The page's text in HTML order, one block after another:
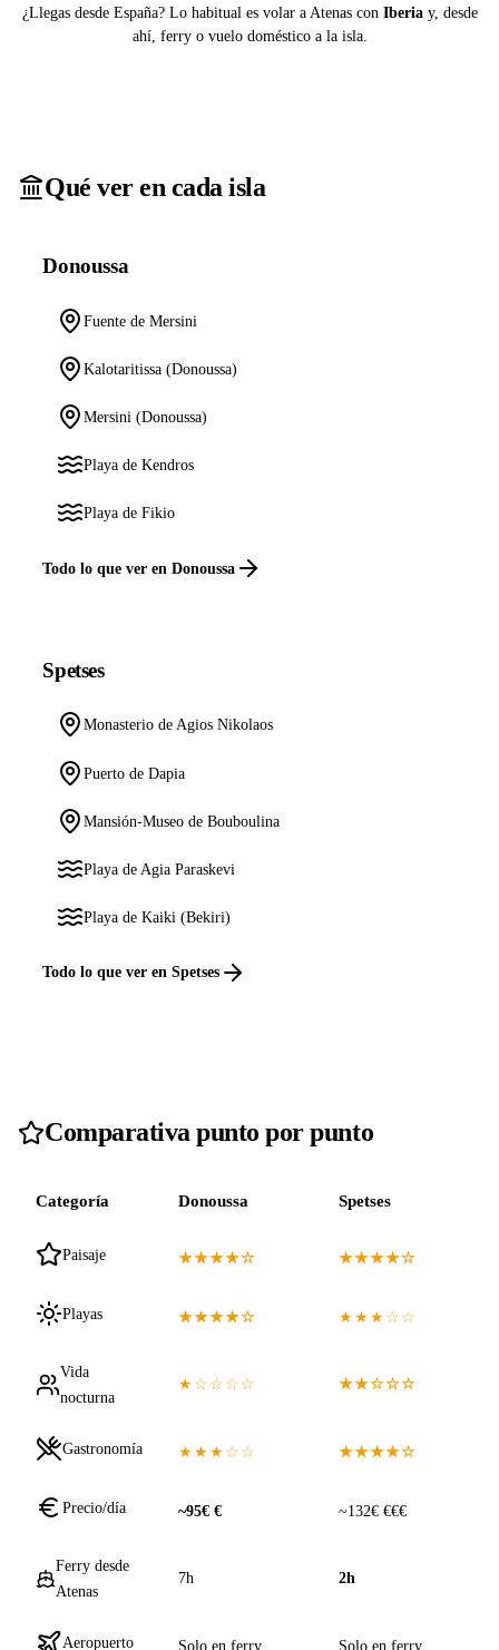
¿Llegas desde España? Lo habitual es volar a Atenas con Iberiay, desde
ahí, ferry o vuelo doméstico a la isla.
Qué ver en cada isla
Donoussa
Fuente de Mersini
Kalotaritissa (Donoussa)
Mersini (Donoussa)
Playa de Kendros
Playa de Fikio
Todo lo que ver en Donoussa
Spetses
Monasterio de Agios Nikolaos
Puerto de Dapia
Mansión-Museo de Bouboulina
Playa de Agia Paraskevi
Playa de Kaiki (Bekiri)
Todo lo que ver en Spetses
Comparativa punto por punto
Categoría Donoussa Spetses
Paisaje ★★★★☆ ★★★★☆
Playas ★★★★☆ ★★★☆☆
Vida
nocturna
★☆☆☆☆ ★★☆☆☆
Gastronomía ★★★☆☆ ★★★★☆
Precio/día ~95€ € ~132€ €€€
Ferry desde
Atenas
7h 2h
Aeropuerto Solo en ferry Solo en ferry